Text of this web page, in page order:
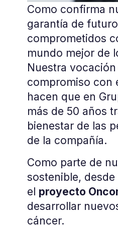
Como confirma
garantía de
comprometidos
mundo mejor de
Nuestra
compromiso con
hacen que en
más de 50 años
bienestar de las
de la compañía.
Como parte de
sostenible,
el proyecto
desarrollar
cáncer.